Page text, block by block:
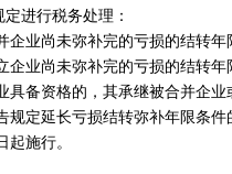
定进行税务处理：
尚未弥补完的亏损的结转年
尚未弥补完的亏损的结转年
资格的，其承继被合并企业
延长亏损结转弥补年限条件
施行。